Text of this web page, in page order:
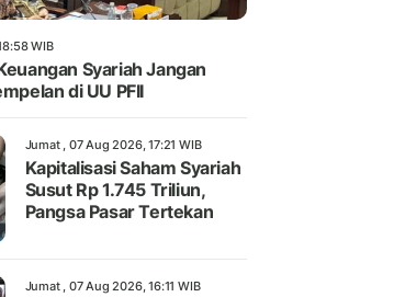
WIB
Syariah Jangan
di UU PFII
Jumat , 07 Aug 2026, 17:21 WIB
Kapitalisasi Saham Syariah
Susut Rp 1.745 Triliun,
Pangsa Pasar Tertekan
Jumat , 07 Aug 2026, 16:11 WIB